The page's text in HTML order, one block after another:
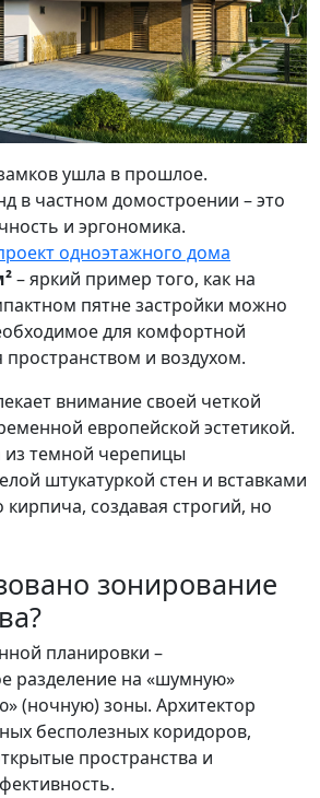
ушла в прошлое.
в частном домостроении – это
и эргономика.
одноэтажного дома
– яркий пример того, как на
пятне застройки можно
для комфортной
и воздухом.
внимание своей четкой
европейской эстетикой.
темной черепицы
штукатуркой стен и вставками
создавая строгий, но
зонирование
планировки –
разделение на «шумную»
(ночную) зоны. Архитектор
бесполезных коридоров,
пространства и